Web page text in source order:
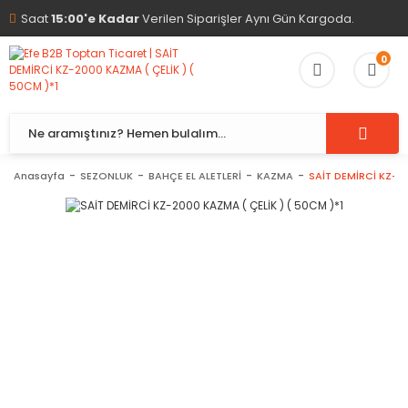
Saat15:00'e KadarVerilen Siparişler Aynı Gün Kargoda.
0
Anasayfa SEZONLUK BAHÇE EL ALETLERİ KAZMA SAİT DEMİRCİ KZ-